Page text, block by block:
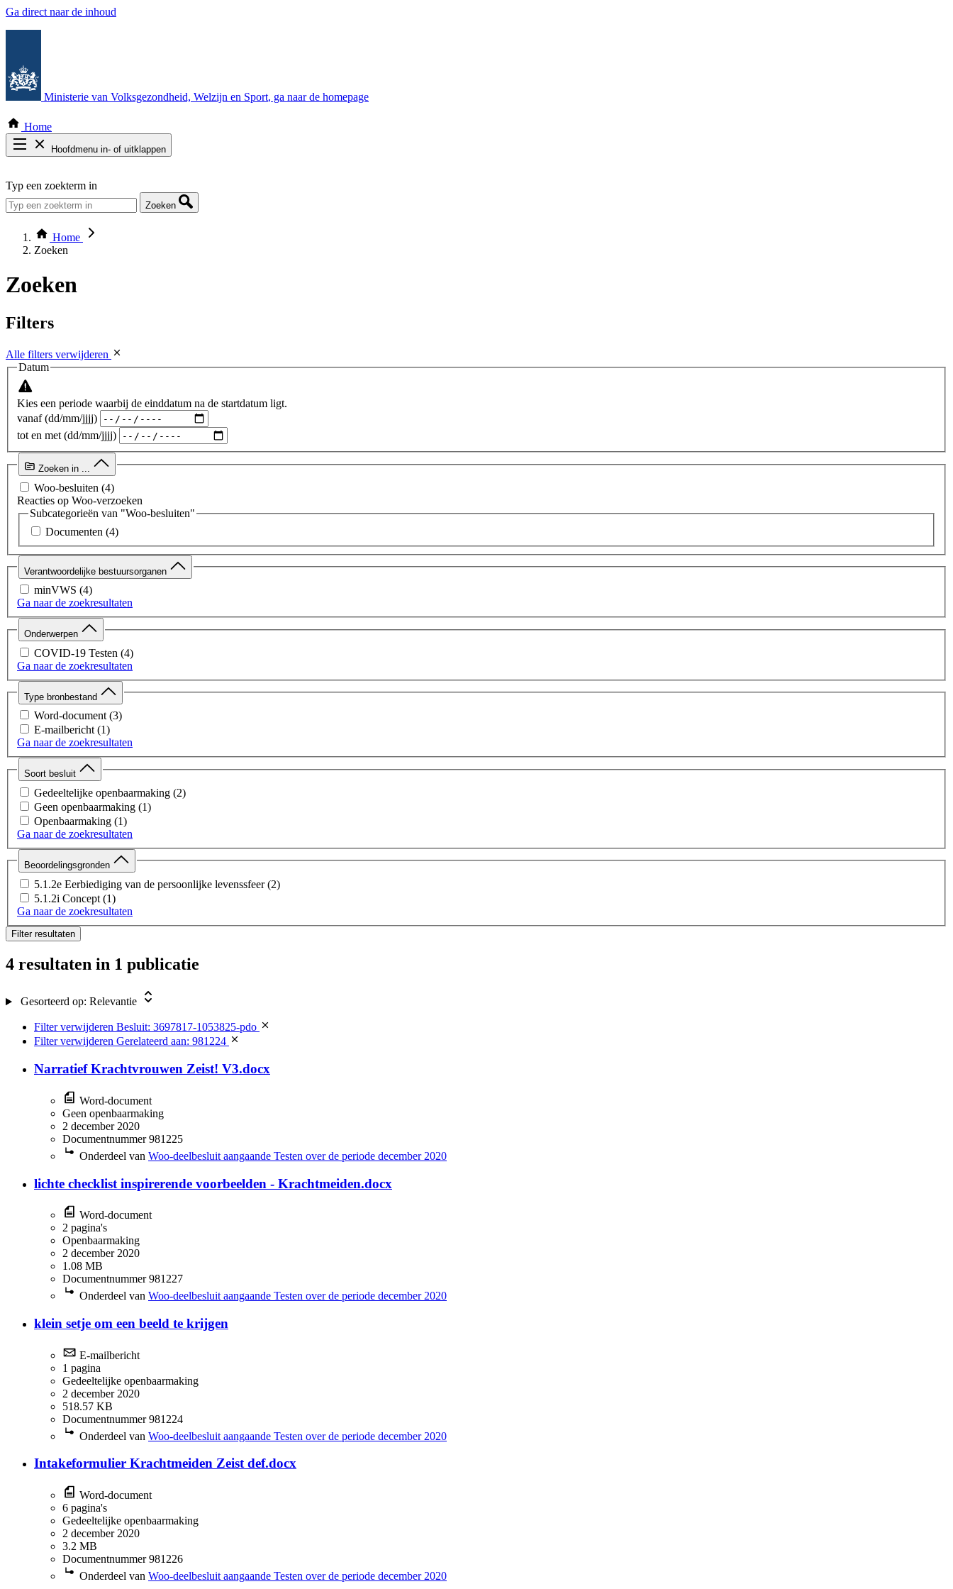
Ga direct naar de inhoud
Ministerie van Volksgezondheid, Welzijn en Sport, ga naar de homepage
Home
Hoofdmenu in- of uitklappen
Thema COVID-19
Bekijk per bestuursorgaan
Typ een zoekterm in
Zoeken
Home
Zoeken
Zoeken
Filters
Alle filters verwijderen
Datum
Kies een periode waarbij de einddatum na de startdatum ligt.
vanaf (dd/mm/jjjj)
tot en met (dd/mm/jjjj)
Zoeken in ...
Woo-besluiten (4)
Reacties op Woo-verzoeken
Subcategorieën van "Woo-besluiten"
Documenten (4)
Verantwoordelijke bestuursorganen
minVWS (4)
Ga naar de zoekresultaten
Onderwerpen
COVID-19 Testen (4)
Ga naar de zoekresultaten
Type bronbestand
Word-document (3)
E-mailbericht (1)
Ga naar de zoekresultaten
Soort besluit
Gedeeltelijke openbaarmaking (2)
Geen openbaarmaking (1)
Openbaarmaking (1)
Ga naar de zoekresultaten
Beoordelingsgronden
5.1.2e Eerbiediging van de persoonlijke levenssfeer (2)
5.1.2i Concept (1)
Ga naar de zoekresultaten
Filter resultaten
4 resultaten in 1 publicatie
Gesorteerd op: Relevantie
Filter verwijderen Besluit: 3697817-1053825-pdo
Filter verwijderen Gerelateerd aan: 981224
Narratief Krachtvrouwen Zeist! V3.docx
Word-document
Geen openbaarmaking
2 december 2020
Documentnummer 981225
Onderdeel van Woo-deelbesluit aangaande Testen over de periode december 2020
lichte checklist inspirerende voorbeelden - Krachtmeiden.docx
Word-document
2 pagina's
Openbaarmaking
2 december 2020
1.08 MB
Documentnummer 981227
Onderdeel van Woo-deelbesluit aangaande Testen over de periode december 2020
klein setje om een beeld te krijgen
E-mailbericht
1 pagina
Gedeeltelijke openbaarmaking
2 december 2020
518.57 KB
Documentnummer 981224
Onderdeel van Woo-deelbesluit aangaande Testen over de periode december 2020
Intakeformulier Krachtmeiden Zeist def.docx
Word-document
6 pagina's
Gedeeltelijke openbaarmaking
2 december 2020
3.2 MB
Documentnummer 981226
Onderdeel van Woo-deelbesluit aangaande Testen over de periode december 2020